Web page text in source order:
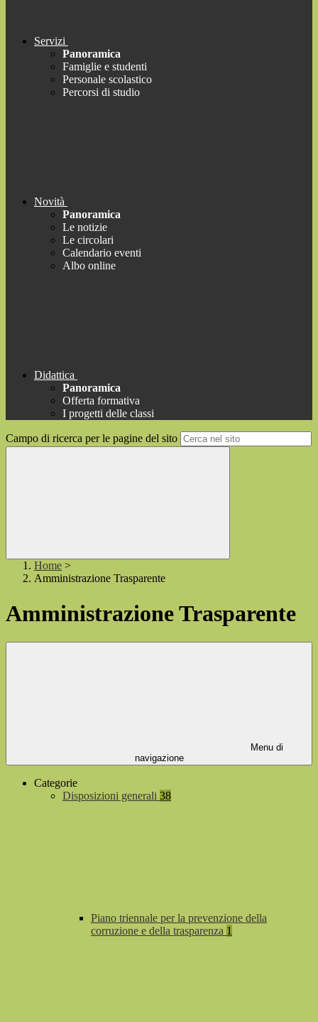
Servizi
Panoramica
Famiglie e studenti
Personale scolastico
Percorsi di studio
Novità
Panoramica
Le notizie
Le circolari
Calendario eventi
Albo online
Didattica
Panoramica
Offerta formativa
I progetti delle classi
Campo di ricerca per le pagine del sito
Home >
Amministrazione Trasparente
Amministrazione Trasparente
Menu di
navigazione
Categorie
Disposizioni generali 38
Piano triennale per la prevenzione della
corruzione e della trasparenza 1